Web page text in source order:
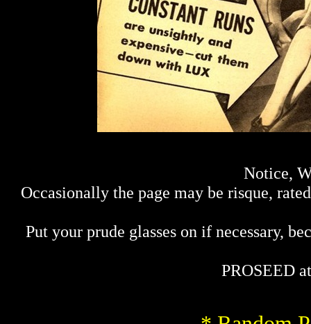
Notice,
Occasionally the page may be risque,
Put your prude glasses on if necessary,
PROSEED